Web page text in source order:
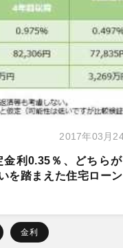
2017年03月
利0.35％、どちら
を踏まえた住宅ロー
金利